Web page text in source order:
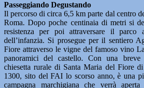
Passeggiando Degustando
Il percorso di circa 6,5 km parte dal centro
Roma. Dopo poche centinaia di metri si
resistenza per poi attraversare il parco
dell’infanzia. Si prosegue per il sentiero
Fiore attraverso le vigne del famoso vino
panoramici del castello. Con una
chiesetta rurale di Santa Maria del Fiore
1300, sito del FAI lo scorso anno, è una
campagna marchigiana che verrà